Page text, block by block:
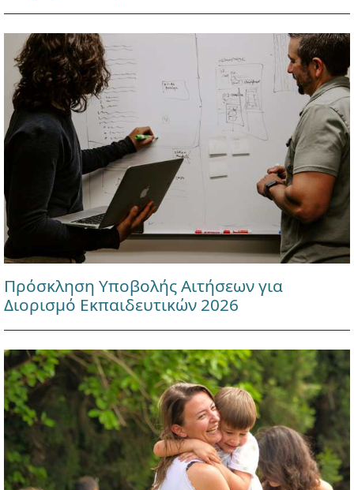
Πρόσκληση Υποβολής Αιτήσεων για
Διορισμό Εκπαιδευτικών 2026